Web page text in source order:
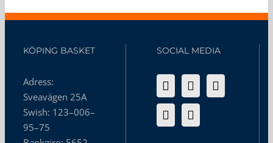
KÖPING BASKET
Adress:
Sveavägen 25A
Swish: 123–006–
95–75
SOCIAL MEDIA